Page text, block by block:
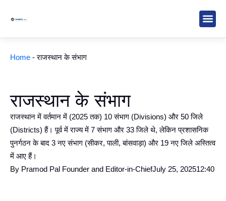
Home -राजस्थान के संभाग
राजस्थान के संभाग
राजस्थान में वर्तमान में (2025 तक) 10 संभाग (Divisions) और 50 जिले
(Districts) हैं। पूर्व में राज्य में 7 संभाग और 33 जिले थे, लेकिन प्रशासनिक
पुनर्गठन के बाद 3 नए संभाग (सीकर, पाली, बांसवाड़ा) और 19 नए जिले अस्तित्व
में आए हैं।
By Pramod Pal Founder and Editor-in-ChiefJuly 25, 202512:40